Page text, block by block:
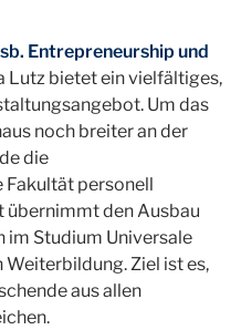
Entrepreneurship und
Lutz bietet ein vielfältiges,
Um das
noch breiter an der
die
personell
übernimmt den Ausbau
im Studium Universale
Ziel ist es,
aus allen